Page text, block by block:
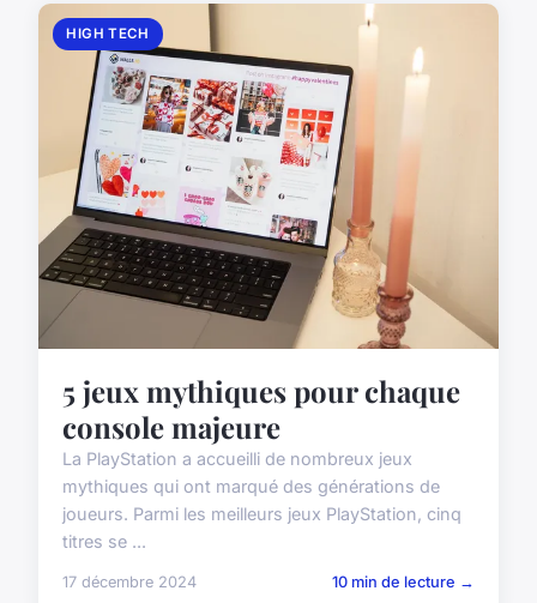
HIGH TECH
5 jeux mythiques pour chaque
console majeure
La PlayStation a accueilli de nombreux jeux
mythiques qui ont marqué des générations de
joueurs. Parmi les meilleurs jeux PlayStation, cinq
titres se ...
17 décembre 2024 10 min de lecture →